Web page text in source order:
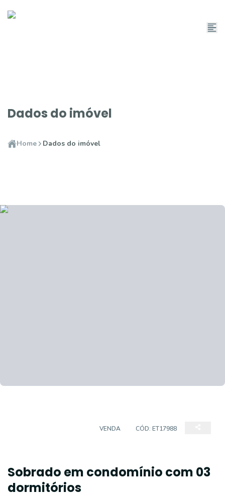
Dados do imóvel
Home Dados do imóvel
VENDA CÓD: ET17988
Sobrado em condomínio com 03
dormitórios